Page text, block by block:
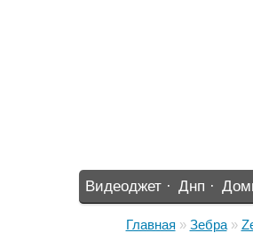
Видеоджет · Днп ·
Главная » Зебра »